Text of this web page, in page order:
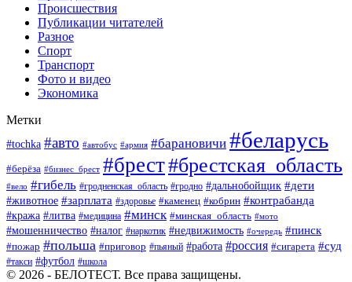
Происшествия
Публикации читателей
Разное
Спорт
Транспорт
Фото и видео
Экономика
Метки
#tochka #авто #автобус #армия #барановичи #беларусь
#берёза #бизнес_брест #брест#брестская_область
#вело #гибель #гродненская_область #гродно #дальнобойщик #дети
#животное #зарплата #здоровье #каменец #кобрин #контрабанда
#кража #литва #медицина #минск #минская_область #мото
#мошенничество #налог #наркотик #недвижимость #очередь #пинск
#пожар #польша #приговор #пьяный #работа #россия #сигарета #суд
#такси #футбол #школа
© 2026 - БЕЛОТЕСТ. Все права защищены.